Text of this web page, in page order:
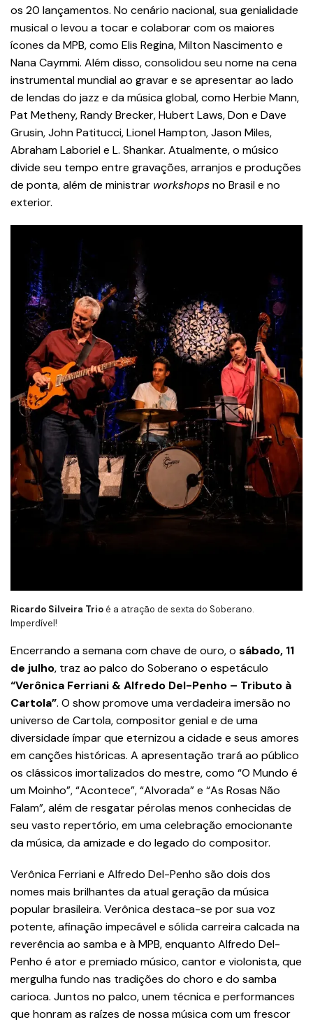
os 20 lançamentos. No cenário nacional, sua genialidade
musical o levou a tocar e colaborar com os maiores
ícones da MPB, como Elis Regina, Milton Nascimento e
Nana Caymmi. Além disso, consolidou seu nome na cena
instrumental mundial ao gravar e se apresentar ao lado
de lendas do jazz e da música global, como Herbie Mann,
Pat Metheny, Randy Brecker, Hubert Laws, Don e Dave
Grusin, John Patitucci, Lionel Hampton, Jason Miles,
Abraham Laboriel e L. Shankar. Atualmente, o músico
divide seu tempo entre gravações, arranjos e produções
de ponta, além de ministrar workshopsno Brasil e no
exterior.
Ricardo Silveira Trioé a atração de sexta do Soberano.
Imperdível!
Encerrando a semana com chave de ouro, o sábado, 11
de julho, traz ao palco do Soberano o espetáculo
“Verônica Ferriani & Alfredo Del-Penho – Tributo à
Cartola”. O show promove uma verdadeira imersão no
universo de Cartola, compositor genial e de uma
diversidade ímpar que eternizou a cidade e seus amores
em canções históricas. A apresentação trará ao público
os clássicos imortalizados do mestre, como “O Mundo é
um Moinho”, “Acontece”, “Alvorada” e “As Rosas Não
Falam”, além de resgatar pérolas menos conhecidas de
seu vasto repertório, em uma celebração emocionante
da música, da amizade e do legado do compositor.
Verônica Ferriani e Alfredo Del-Penho são dois dos
nomes mais brilhantes da atual geração da música
popular brasileira. Verônica destaca-se por sua voz
potente, afinação impecável e sólida carreira calcada na
reverência ao samba e à MPB, enquanto Alfredo Del-
Penho é ator e premiado músico, cantor e violonista, que
mergulha fundo nas tradições do choro e do samba
carioca. Juntos no palco, unem técnica e performances
que honram as raízes de nossa música com um frescor